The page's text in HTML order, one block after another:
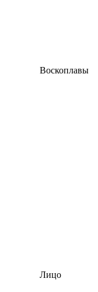
Воскоплавы
Лицо